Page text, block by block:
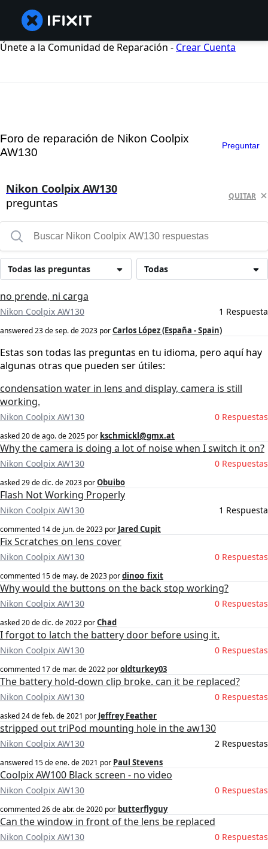
Únete a la Comunidad de Reparación - Crear Cuenta
Foro de reparación de Nikon Coolpix
AW130
Preguntar
Nikon Coolpix AW130
preguntas
QUITAR
Todas
Todas las preguntas
no prende, ni carga
Nikon Coolpix AW130 1 Respuesta
answered23 de sep. de 2023 porCarlos López (España - Spain)
Estas son todas las preguntas en tu idioma, pero aquí hay
algunas otras que pueden ser útiles:
condensation water in lens and display, camera is still
working.
Nikon Coolpix AW130 0 Respuestas
asked20 de ago. de 2025 por kschmickl@gmx.at
Why the camera is doing a lot of noise when I switch it on?
Nikon Coolpix AW130 0 Respuestas
asked29 de dic. de 2023 porObuibo
Flash Not Working Properly
Nikon Coolpix AW130 1 Respuesta
commented 14 de jun. de 2023 por Jared Cupit
Fix Scratches on lens cover
Nikon Coolpix AW130 0 Respuestas
commented 15 de may. de 2023 pordinoo_fixit
Why would the buttons on the back stop working?
Nikon Coolpix AW130 0 Respuestas
asked20 de dic. de 2022 porChad
I forgot to latch the battery door before using it.
Nikon Coolpix AW130 0 Respuestas
commented 17 de mar. de 2022 poroldturkey03
The battery hold-down clip broke. can it be replaced?
Nikon Coolpix AW130 0 Respuestas
asked24 de feb. de 2021 por Jeffrey Feather
stripped out triPod mounting hole in the aw130
Nikon Coolpix AW130 2 Respuestas
answered 15 de ene. de 2021 por Paul Stevens
Coolpix AW100 Black screen - no video
Nikon Coolpix AW130 0 Respuestas
commented26 de abr. de 2020 por butterflyguy
Can the window in front of the lens be replaced
Nikon Coolpix AW130 0 Respuestas